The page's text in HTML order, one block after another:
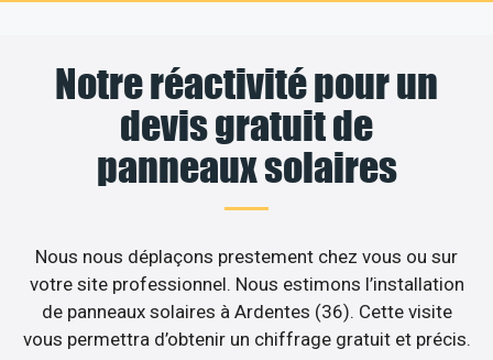
Notre réactivité pour un
devis gratuit de
panneaux solaires
Nous nous déplaçons prestement chez vous ou sur
votre site professionnel. Nous estimons l’installation
de panneaux solaires à Ardentes (36). Cette visite
vous permettra d’obtenir un chiffrage gratuit et précis.